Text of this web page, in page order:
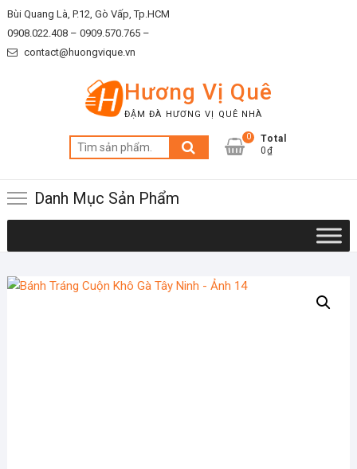
Skip
to
content
Bùi Quang Là, P.12, Gò Vấp, Tp.HCM
0908.022.408 – 0909.570.765 –
contact@huongvique.vn
Hương Vị Quê
ĐẬM ĐÀ HƯƠNG VỊ QUÊ NHÀ
Tìm
kiếm:
0
Total
0₫
Danh Mục Sản Phẩm